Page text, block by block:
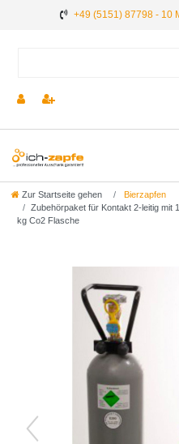
+49 (5151) 87798 - 10
Zur Startseite gehen
Bierzapfen
Zubehörpaket für Kontakt 2-leitig mit
kg Co2 Flasche